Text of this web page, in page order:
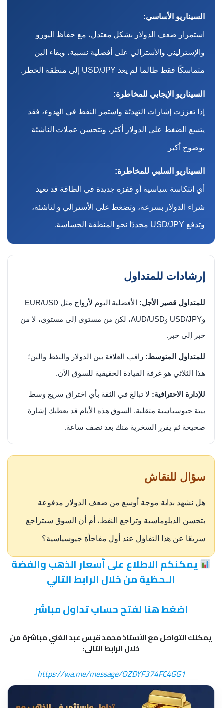
السيناريو الأساسي:
استمرار ضعف الدولار بشكل معتدل، مع حفاظ اليورو
والإسترليني والأسترالي على أفضلية نسبية، وبقاء الين
متماسكًا فقط طالما لم يعد USD/JPY إلى منطقة الخطر.
السيناريو الإيجابي للمخاطرة:
إذا تعززت إشارات التهدئة واستمر النفط في الهدوء، فقد
يتسع الضغط على الدولار أكثر، وتتحسن عملات الناشئة
بوضوح أكبر.
السيناريو السلبي للمخاطرة:
أي انتكاسة سياسية أو قفزة جديدة في الطاقة قد تعيد
شراء الدولار بسرعة، وتضغط على الأسترالي والناشئة،
وتدفع USD/JPY مجددًا نحو المنطقة الحساسة.
إرشادات للمتداول
للمتداول قصير الأجل:
الأفضلية اليوم لأزواج مثل EUR/USD
وUSD/JPY وAUD/USD، لكن من مستوى إلى مستوى، لا من
خبر إلى خبر.
للمتداول المتوسط: راقب العلاقة بين الدولار والنفط والين؛
هذا الثلاثي هو غرفة القيادة الحقيقية للسوق الآن.
للإدارة الاحترافية: لا تبالغ في الثقة بأي اختراق سريع وسط
بيئة جيوسياسية متقلبة. السوق هذه الأيام قد يعطيك إشارة
صحيحة ثم يقرر السخرية منك بعد نصف ساعة.
سؤال للنقاش
هل نشهد بداية موجة أوسع من ضعف الدولار مدفوعة
بتحسن الدبلوماسية وتراجع النفط، أم أن السوق سيتراجع
سريعًا عن هذا التفاؤل عند أول مفاجأة جيوسياسية؟
يمكنكم الاطلاع على أسعار الذهب والفضة
اللحظية من خلال الرابط التالي
اضغط هنا لفتح حساب تداول مباشر
يمكنك التواصل مع الأستاذ محمد قيس عبد الغني مباشرة من
خلال الرابط التالي:
https://wa.me/message/OZDYF374FC4GG1